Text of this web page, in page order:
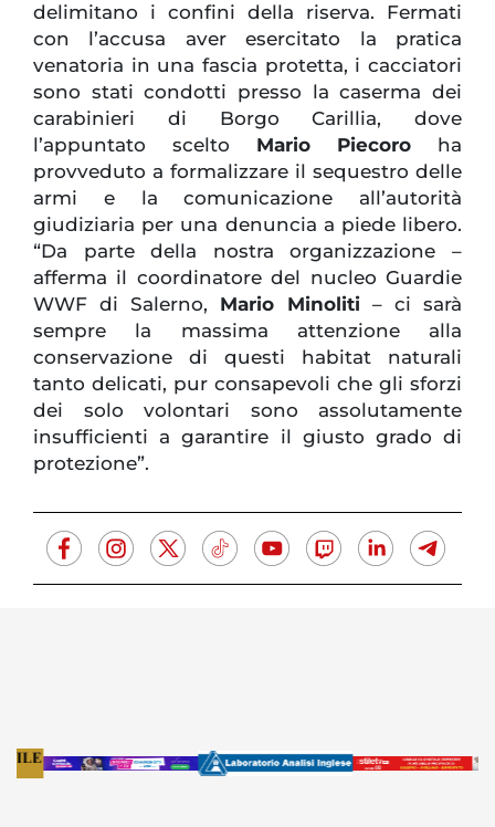
delimitano i confini della riserva. Fermati
con l’accusa aver esercitato la pratica
venatoria in una fascia protetta, i cacciatori
sono stati condotti presso la caserma dei
carabinieri di Borgo Carillia, dove
l’appuntato scelto Mario Piecoro ha
provveduto a formalizzare il sequestro delle
armi e la comunicazione all’autorità
giudiziaria per una denuncia a piede libero.
“Da parte della nostra organizzazione –
afferma il coordinatore del nucleo Guardie
WWF di Salerno, Mario Minoliti – ci sarà
sempre la massima attenzione alla
conservazione di questi habitat naturali
tanto delicati, pur consapevoli che gli sforzi
dei solo volontari sono assolutamente
insufficienti a garantire il giusto grado di
protezione”.